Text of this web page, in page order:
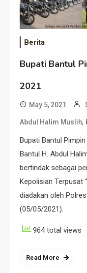
Berita
Bupati Bantul
2021
May 5, 2021
Abdul Halim Muslih,
Bupati Bantul
Bantul H. Abdul
bertindak sebagai
Kepolisian Terpusat
diadakan oleh
(05/05/2021).⁣
964 total views
Read More